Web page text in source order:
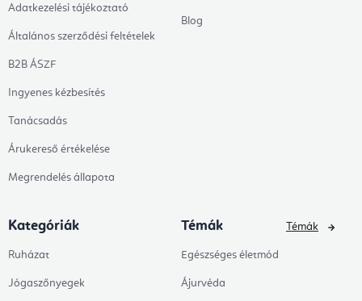
Adatkezelési tájékoztató
Általános szerződési feltételek
B2B ÁSZF
Ingyenes kézbesítés
Tanácsadás
Árukereső értékelése
Megrendelés állapota
Blog
Kategóriák
Ruházat
Jógaszőnyegek
Témák
Egészséges életmód
Ájurvéda
Témák